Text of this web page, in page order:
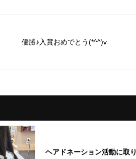
優勝♪入賞おめでとう(*^^)v
ヘアドネーション活動に取り